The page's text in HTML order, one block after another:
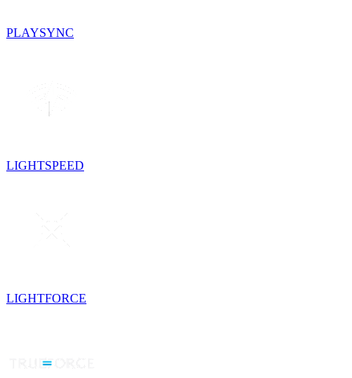
PLAYSYNC
LIGHTSPEED
LIGHTFORCE